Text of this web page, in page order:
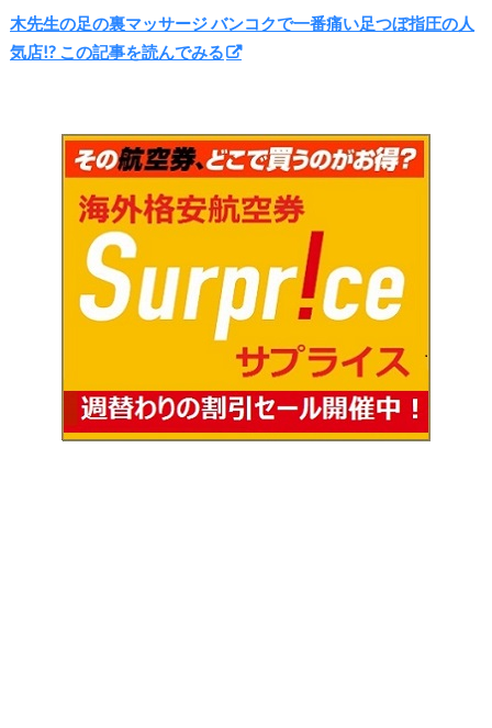
木先生の足の裏マッサージ バンコクで一番痛い足つぼ指圧の人
気店!? この記事を読んでみる